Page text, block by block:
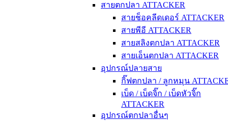
สายตกปลา ATTACKER
สายช็อคลีดเดอร์ ATTACKER
สายพีอี ATTACKER
สายสลิงตกปลา ATTACKER
สายเอ็นตกปลา ATTACKER
อุปกรณ์ปลายสาย
กิ๊ฟตกปลา / ลูกหมุน
เบ็ด / เบ็ดจิ๊ก / เบ็ดหัวจิ๊ก
ATTACKER
อุปกรณ์ตกปลาอื่นๆ